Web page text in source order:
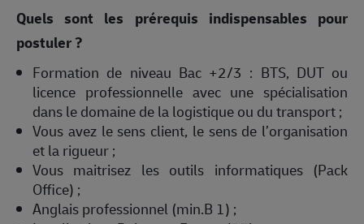
Quels sont les prérequis indispensables pour
postuler ?
Formation de niveau Bac +2/3 : BTS, DUT ou
licence professionnelle avec une spécialisation
dans le domaine de la logistique ou du transport ;
Vous avez le sens client, le sens de l’organisation
et la rigueur ;
Vous maitrisez les outils informatiques (Pack
Office) ;
Anglais professionnel (min.B 1) ;